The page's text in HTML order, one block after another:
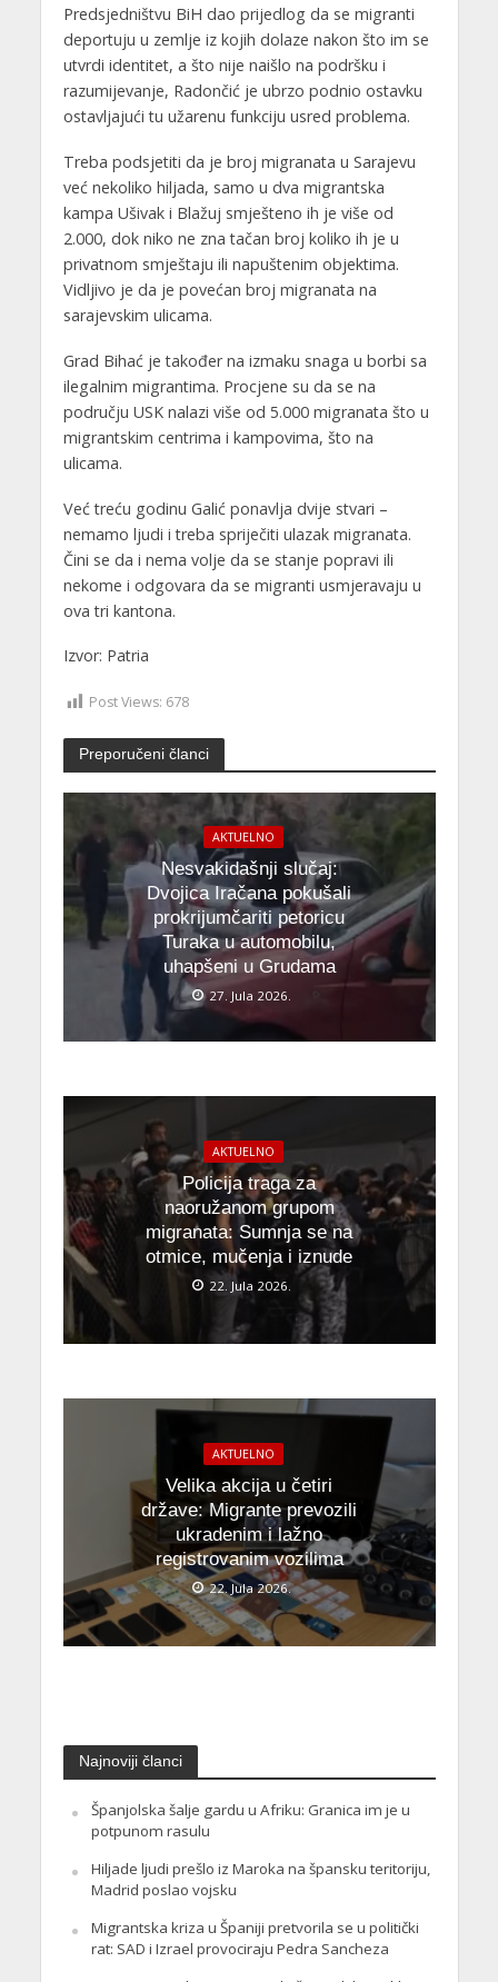
Predsjedništvu BiH dao prijedlog da se migranti
deportuju u zemlje iz kojih dolaze nakon što im se
utvrdi identitet, a što nije naišlo na podršku i
razumijevanje, Radončić je ubrzo podnio ostavku
ostavljajući tu užarenu funkciju usred problema.
Treba podsjetiti da je broj migranata u Sarajevu
već nekoliko hiljada, samo u dva migrantska
kampa Ušivak i Blažuj smješteno ih je više od
2.000, dok niko ne zna tačan broj koliko ih je u
privatnom smještaju ili napuštenim objektima.
Vidljivo je da je povećan broj migranata na
sarajevskim ulicama.
Grad Bihać je također na izmaku snaga u borbi sa
ilegalnim migrantima. Procjene su da se na
području USK nalazi više od 5.000 migranata što u
migrantskim centrima i kampovima, što na
ulicama.
Već treću godinu Galić ponavlja dvije stvari –
nemamo ljudi i treba spriječiti ulazak migranata.
Čini se da i nema volje da se stanje popravi ili
nekome i odgovara da se migranti usmjeravaju u
ova tri kantona.
Izvor: Patria
Post Views: 678
Preporučeni članci
AKTUELNO
Nesvakidašnji slučaj:
Dvojica Iračana pokušali
prokrijumčariti petoricu
Turaka u automobilu,
uhapšeni u Grudama
27. Jula 2026.
AKTUELNO
Policija traga za
naoružanom grupom
migranata: Sumnja se na
otmice, mučenja i iznude
22. Jula 2026.
AKTUELNO
Velika akcija u četiri
države: Migrante prevozili
ukradenim i lažno
registrovanim vozilima
22. Jula 2026.
Najnoviji članci
Španjolska šalje gardu u Afriku: Granica im je u
potpunom rasulu
Hiljade ljudi prešlo iz Maroka na špansku teritoriju,
Madrid poslao vojsku
Migrantska kriza u Španiji pretvorila se u politički
rat: SAD i Izrael provociraju Pedra Sancheza